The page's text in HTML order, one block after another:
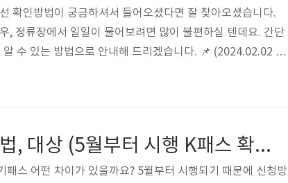
확인방법이 궁금하셔서 들어오셨다면 잘 찾아오셨습니다.
, 정류장에서 일일이 물어보려면 많이 불편하실 텐데요. 간단
수 있는 방법으로 안내해 드리겠습니다. 📌 (2024.02.02 업
인하세요. 기후동행카드 버스 바로 확인 (feat. 서울시 홈페
더 경기패스 신청 방법, 대상 (5월부터 시행 K패스 확장판)
패스 어떤 차이가 있을까요? 5월부터 시행되기 때문에 신청방